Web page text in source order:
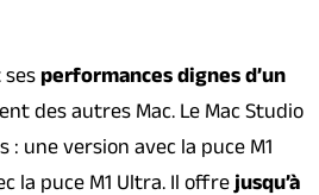
ses performances dignes d’un
des autres Mac. Le Mac Studio
: une version avec la puce M1
la puce M1 Ultra. Il offre jusqu’à